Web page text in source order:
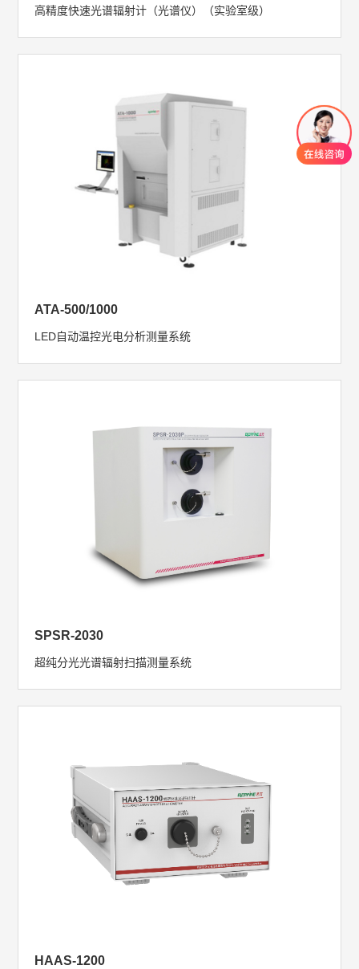
高精度快速光谱辐射计（光谱仪）（实验室级）
ATA-500/1000
LED自动温控光电分析测量系统
SPSR-2030
超纯分光光谱辐射扫描测量系统
HAAS-1200